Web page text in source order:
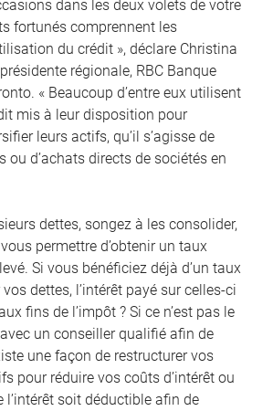
dans les deux volets de votre
fortunés comprennent les
du crédit », déclare Christina
régionale, RBC Banque
« Beaucoup d’entre eux utilisent
mis à leur disposition pour
leurs actifs, qu’il s’agisse de
ou d’achats directs de sociétés en
dettes, songez à les consolider,
permettre d’obtenir un taux
Si vous bénéficiez déjà d’un taux
dettes, l’intérêt payé sur celles-ci
fins de l’impôt ? Si ce n’est pas le
un conseiller qualifié afin de
une façon de restructurer vos
pour réduire vos coûts d’intérêt ou
l’intérêt soit déductible afin de